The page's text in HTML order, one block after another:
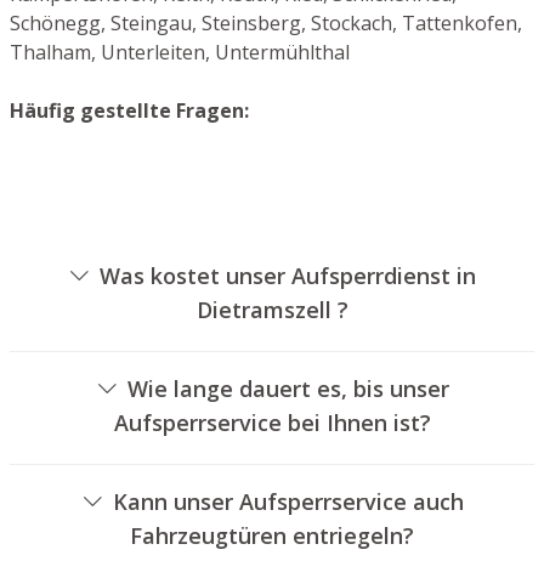
Schönegg, Steingau, Steinsberg, Stockach, Tattenkofen,
Thalham, Unterleiten, Untermühlthal
Häufig gestellte Fragen:
Was kostet unser Aufsperrdienst in
Dietramszell ?
unterschiedlichen Optionen ab, wie beispielsweise der
Ausführung des Zylinders, der Dauer der Arbeiten und
eventuellen Anfahrtskosten. Wir bieten unseren Kunden
Wie lange dauert es, bis unser
Aufsperrservice bei Ihnen ist?
innerhalb von dreißig Minuten vor Ort. Die reelle
Wartezeit hängt von der Entfernung des Einsatzortes zu
unserer Filiale und den gegebenen
Kann unser Aufsperrservice auch
Fahrzeugtüren entriegeln?